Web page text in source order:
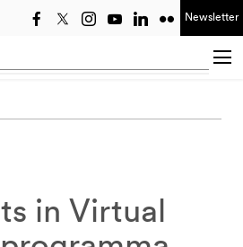
Newsletter
Searching...
in Virtual